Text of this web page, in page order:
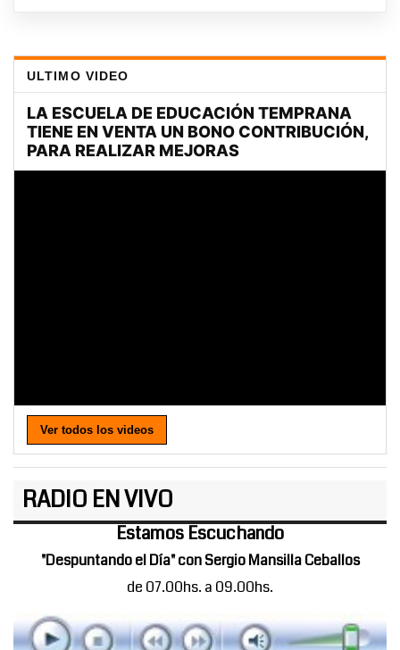
ULTIMO VIDEO
Ver todos los videos
RADIO EN VIVO
Estamos Escuchando
"Despuntando el Día" con Sergio Mansilla Ceballos
de 07.00hs. a 09.00hs.